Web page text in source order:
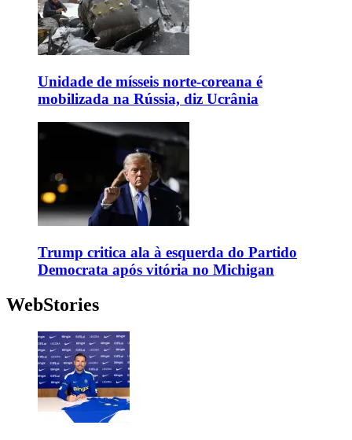
Unidade de mísseis norte-coreana é
mobilizada na Rússia, diz Ucrânia
Trump critica ala à esquerda do Partido
Democrata após vitória no Michigan
WebStories